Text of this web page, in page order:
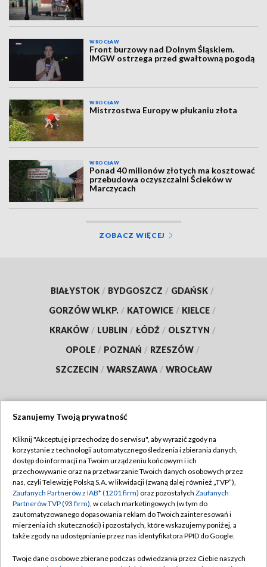
WROCŁAW
Front burzowy nad Dolnym Śląskiem.
IMGW ostrzega przed gwałtowną pogodą
WROCŁAW
Mistrzostwa Europy w płukaniu złota
WROCŁAW
Ponad 40 milionów złotych ma kosztować
przebudowa oczyszczalni Ścieków w
Marczycach
ZOBACZ WIĘCEJ
BIAŁYSTOK / BYDGOSZCZ / GDAŃSK /
GORZÓW WLKP. / KATOWICE / KIELCE /
KRAKÓW / LUBLIN / ŁÓDŹ / OLSZTYN /
OPOLE / POZNAŃ / RZESZÓW /
SZCZECIN / WARSZAWA / WROCŁAW
TVP
Abonament TVP
Emisja w TVP
Centrum informacji TVP
Naziemna Telewizja Cyfrowa
Regulamin TVP
Polityka prywatności
Moje zgody
Pomoc
Szanujemy Twoją prywatność
Kliknij "Akceptuję i przechodzę do serwisu", aby wyrazić zgody na
korzystanie z technologii automatycznego śledzenia i zbierania danych,
dostęp do informacji na Twoim urządzeniu końcowym i ich
przechowywanie oraz na przetwarzanie Twoich danych osobowych przez
nas, czyli Telewizję Polską S.A. w likwidacji (zwaną dalej również „TVP”),
Zaufanych Partnerów z IAB* (1201 firm) oraz pozostałych Zaufanych
Partnerów TVP (93 firm), w celach marketingowych (w tym do
zautomatyzowanego dopasowania reklam do Twoich zainteresowań i
mierzenia ich skuteczności) i pozostałych, które wskazujemy poniżej, a
także zgody na udostępnianie przez nas identyfikatora PPID do Google.
Twoje dane osobowe zbierane podczas odwiedzania przez Ciebie naszych